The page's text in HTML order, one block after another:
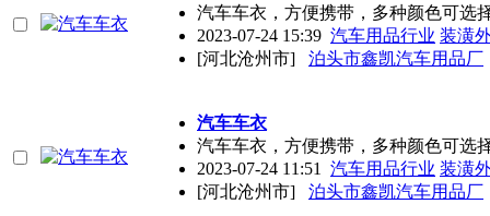
汽车车衣，方便携带，多种颜色可选
2023-07-24 15:39 汽车用品行业 装潢
[河北沧州市]
泊头市鑫凯汽车用品厂
汽车车衣
汽车车衣，方便携带，多种颜色可选
2023-07-24 11:51 汽车用品行业 装潢
[河北沧州市]
泊头市鑫凯汽车用品厂